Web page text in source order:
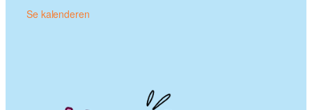
Se kalenderen